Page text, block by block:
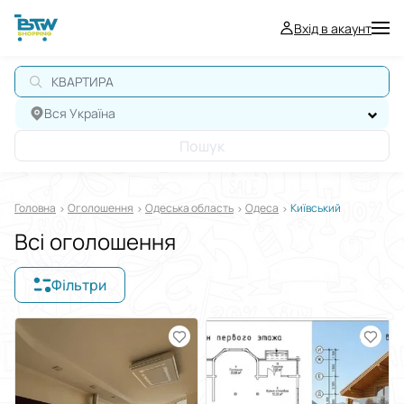
Вхід в акаунт
Вся Україна
Пошук
Головна Оголошення Одеська область Одеса Київський
Всі оголошення
Фільтри
Відображати в $€₴
Сортувати за